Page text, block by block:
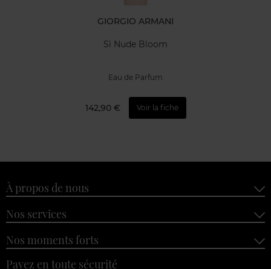
GIORGIO ARMANI
Sì Nude Bloom
Eau de Parfum
142,90 € Voir la fiche
À propos de nous
Nos services
Nos moments forts
Payez en toute sécurité